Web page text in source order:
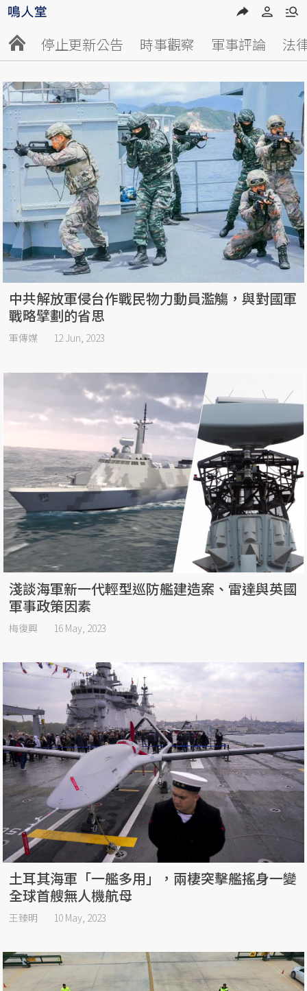
停止更新公告 時事觀察 軍事評論 法
中共解放軍侵台作戰民物力動員濫觴，與對國軍
戰略擘劃的省思
軍傳媒 12 Jun, 2023
淺談海軍新一代輕型巡防艦建造案、雷達與英國
軍事政策因素
梅復興 16 May, 2023
土耳其海軍「一艦多用」，兩棲突擊艦搖身一變
全球首艘無人機航母
王臻明 10 May, 2023